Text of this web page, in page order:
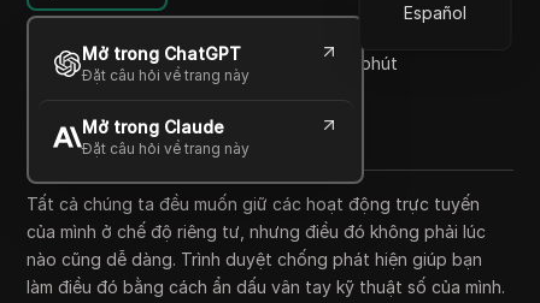
Español
Mở trong ChatGPT
Đặt câu hỏi về trang này
Mở trong Claude
Đặt câu hỏi về trang này
Felipe Moreira
01 Th08 2025 8 Đọc trong giây phút
Copy Link
Tất cả chúng ta đều muốn giữ các hoạt động trực tuyến
của mình ở chế độ riêng tư, nhưng điều đó không phải lúc
nào cũng dễ dàng. Trình duyệt chống phát hiện giúp bạn
làm điều đó bằng cách ẩn dấu vân tay kỹ thuật số của mình.